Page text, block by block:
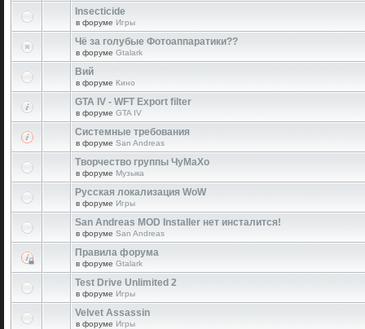
Insecticide
в форуме Игры
Чё за голубые Фотоаппаратики??
в форуме Gtalark
Вий
в форуме Кино
GTA IV - WFT Export filter
в форуме GTA IV
Системные требования
в форуме San Andreas
Творчество группы ЧуМаХо
в форуме Музыка
Русская локализация WoW
в форуме Игры
San Andreas MOD Installer нет инсталится!
в форуме San Andreas
Правила форума
в форуме Gtalark
Test Drive Unlimited 2
в форуме Игры
Velvet Assassin
в форуме Игры